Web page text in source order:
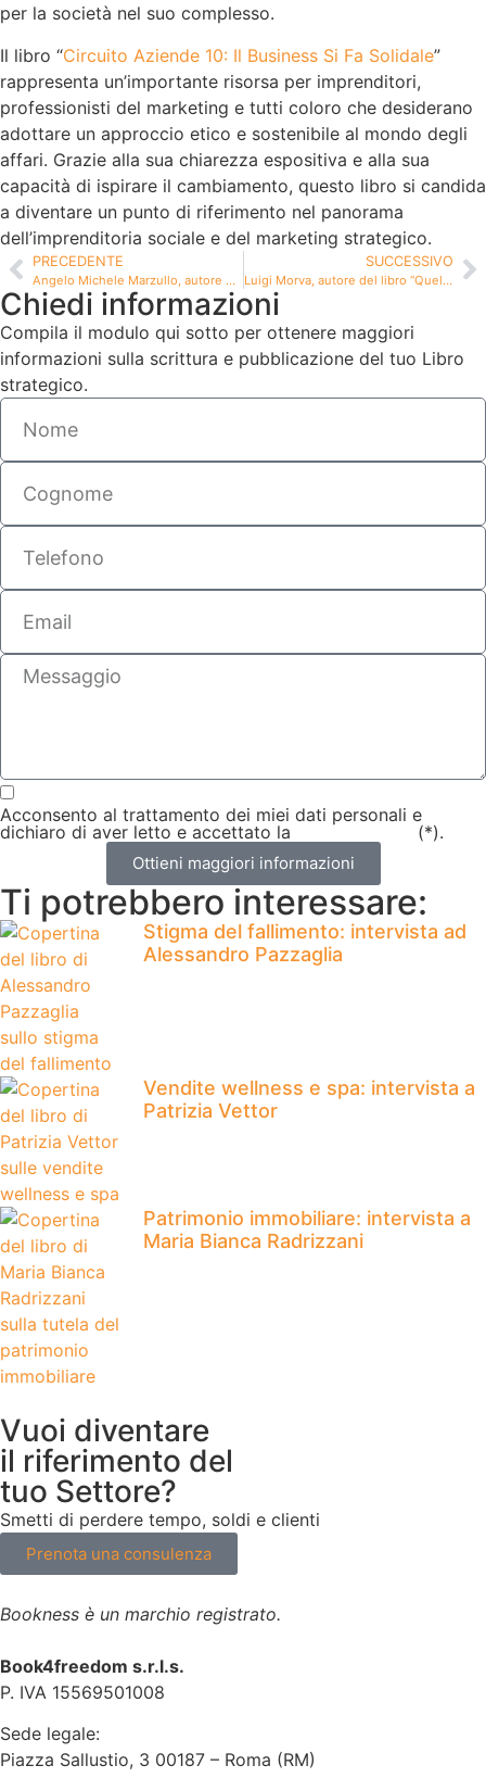
per la società nel suo complesso.
Il libro “Circuito Aziende 10: Il Business Si Fa Solidale”
rappresenta un’importante risorsa per imprenditori,
professionisti del marketing e tutti coloro che desiderano
adottare un approccio etico e sostenibile al mondo degli
affari. Grazie alla sua chiarezza espositiva e alla sua
capacità di ispirare il cambiamento, questo libro si candida
a diventare un punto di riferimento nel panorama
dell’imprenditoria sociale e del marketing strategico.
PRECEDENTE
Angelo Michele Marzullo, autore e consulente nel mondo della ristorazione
SUCCESSIVO
Luigi Morva, autore del libro “Quel Giorno che ho rimesso la camicia nei pantaloni”
Chiedi informazioni
Compila il modulo qui sotto per ottenere maggiori
informazioni sulla scrittura e pubblicazione del tuo Libro
strategico.
Acconsento al trattamento dei miei dati personali e
dichiaro di aver letto e accettato la
privacy policy (*).
Ottieni maggiori informazioni
Ti potrebbero interessare:
Stigma del fallimento: intervista ad
Alessandro Pazzaglia
Vendite wellness e spa: intervista a
Patrizia Vettor
Patrimonio immobiliare: intervista a
Maria Bianca Radrizzani
Vuoi diventare
il riferimento del
tuo Settore?
Smetti di perdere tempo, soldi e clienti
Prenota una consulenza
Bookness è un marchio registrato.
Book4freedom s.r.l.s.
P. IVA ​15569501008
Sede legale:
Piazza Sallustio, 3 00187 – Roma (RM)